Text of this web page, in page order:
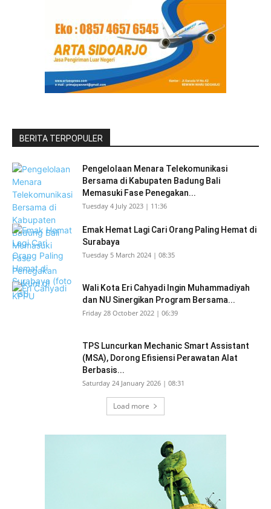
BERITA TERPOPULER
Pengelolaan Menara Telekomunikasi
Bersama di Kabupaten Badung Bali
Memasuki Fase Penegakan...
Tuesday 4 July 2023 | 11:36
Emak Hemat Lagi Cari Orang Paling Hemat di
Surabaya
Tuesday 5 March 2024 | 08:35
Wali Kota Eri Cahyadi Ingin Muhammadiyah
dan NU Sinergikan Program Bersama...
Friday 28 October 2022 | 06:39
TPS Luncurkan Mechanic Smart Assistant
(MSA), Dorong Efisiensi Perawatan Alat
Berbasis...
Saturday 24 January 2026 | 08:31
Load more